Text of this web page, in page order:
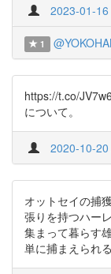
2023-01-
1
https://t.co/
について。
2020-10-
オットセイの捕
張りを持つハー
集まって暮らす
単に捕まえられ